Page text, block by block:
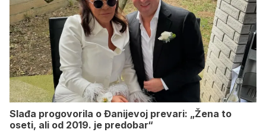
Slađa progovorila o Đanijevoj prevari: „Žena to
oseti, ali od 2019. je predobar“